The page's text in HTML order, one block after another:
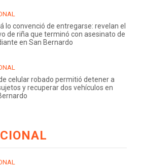
lo convenció de entregarse: revelan el
de riña que terminó con asesinato de
en San Bernardo
celular robado permitió detener a
y recuperar dos vehículos en